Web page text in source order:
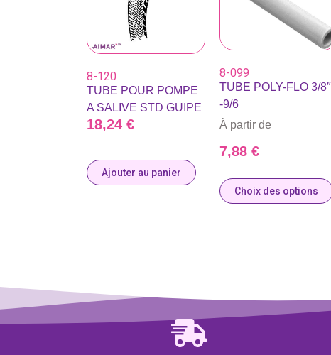
8-120
TUBE POUR POMPE
A SALIVE STD GUIPE
18,24 €
Ajouter au panier
8-099
TUBE POLY-FLO 3/8″
-9/6
À partir de
7,88 €
Choix des options